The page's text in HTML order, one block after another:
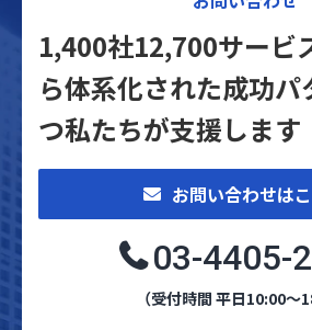
1,400社12,700サービ
ら体系化された成功パ
つ私たちが支援します
お問い合わせは
03-4405-
（受付時間 平日10:00～